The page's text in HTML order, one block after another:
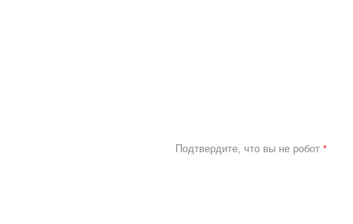
Подтвердите, что вы не робот *